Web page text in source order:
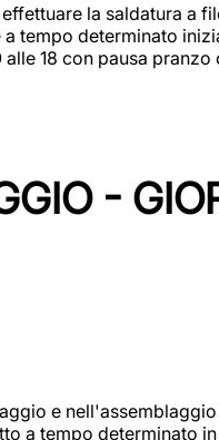
la saldatura a
tempo determinato
18 con pausa
-
e
a tempo determinato